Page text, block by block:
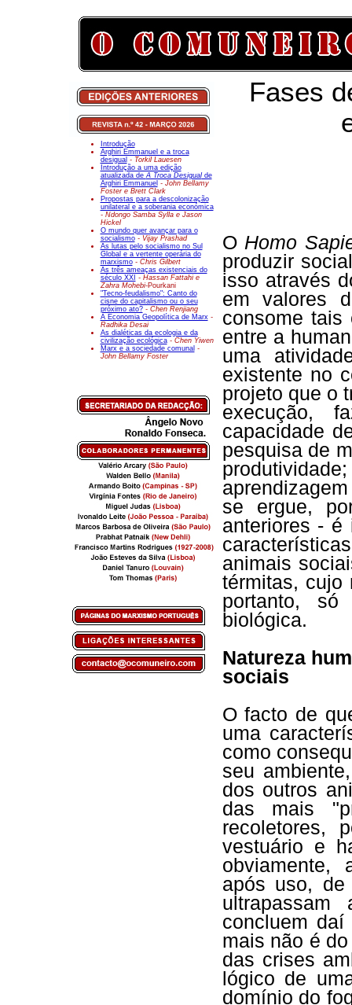
Introdução
Arghiri Emmanuel e a troca
desigual - Torkil Lauesen
Introdução a uma edição
atualizada deA Troca Desigualde
Arghiri Emmanuel - John Bellamy
Foster e Brett Clark
Propostas para a descolonização
unilateral e a soberania económica
- Ndongo Samba Sylla e Jason
Hickel
O mundo quer avançar para o
socialismo- Vijay Prashad
As lutas pelo socialismo no Sul
Global e a vertente operária do
marxismo- Chris Gilbert
As três ameaças existenciais do
século XXI - Hassan Fattahi e
Zahra Mohebi-Pourkani
"Tecno-feudalismo": Canto do
cisne do capitalismo ou o seu
próximo ato? - Chen Renjiang
A Economia Geopolítica de Marx-
Radhika Desai
As dialéticas da ecologia e da
civilização ecológica - Chen Yiwen
Marx e a sociedade comunal -
John Bellamy Foster
Fases
O Homo
produzir
isso através
em valores
consome tais
entre a
uma
existente no
projeto que o
execução,
capacidade
pesquisa de
se ergue,
anteriores - é
animais
térmitas, cujo
portanto,
biológica.
Natureza
sociais
O facto de
uma
como
seu
dos outros
das mais
recoletores,
vestuário e
obviamente,
após uso, de
ultrapassam
concluem
mais não é
das crises
lógico de
domínio do